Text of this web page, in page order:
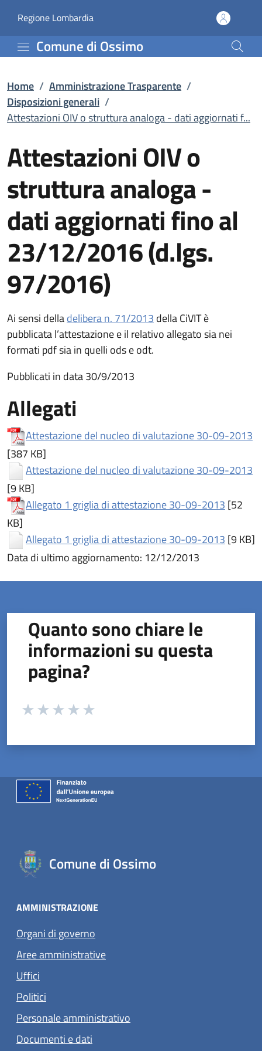
Attestazioni OIV o
Regione Lombardia(apre in un'altra scheda).
Comune di Ossimo
Home / Amministrazione Trasparente /
Disposizioni generali /
Attestazioni OIV o struttura analoga - dati aggiornati f...
Attestazioni OIV o
struttura analoga -
dati aggiornati fino al
23/12/2016 (d.lgs.
97/2016)
Ai sensi delladelibera n. 71/2013 (apre in un'altra scheda).
della CiVIT è
pubblicata l’attestazione e il relativo allegato sia nei
formati pdf sia in quelli ods e odt.
Pubblicati in data 30/9/2013
Allegati
Attestazione del nucleo di valutazione 30-09-2013
[387 KB]
Attestazione del nucleo di valutazione 30-09-2013
[9 KB]
Allegato 1 griglia di attestazione 30-09-2013 (apre
[52
KB]
Allegato 1 griglia di attestazione 30-09-2013 (apre
[9 KB]
Data di ultimo aggiornamento: 12/12/2013
Quanto sono chiare le
informazioni su questa
pagina?
Valuta da 1 a 5 stelle la pagina
Comune di Ossimo
AMMINISTRAZIONE
Organi di governo
Aree amministrative
Uffici
Politici
Personale amministrativo
Documenti e dati